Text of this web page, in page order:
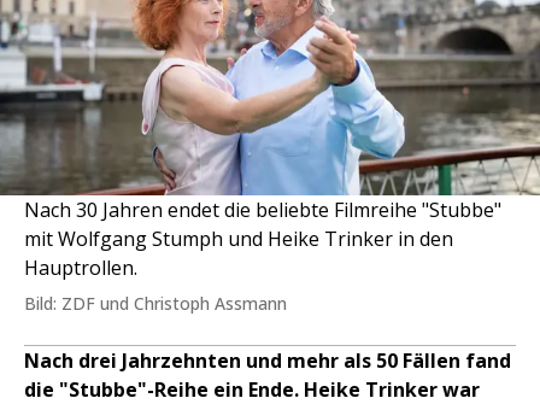
Nach 30 Jahren endet die beliebte Filmreihe "Stubbe"
mit Wolfgang Stumph und Heike Trinker in den
Hauptrollen.
Bild: ZDF und Christoph Assmann
Nach drei Jahrzehnten und mehr als 50 Fällen fand
die "Stubbe"-Reihe ein Ende. Heike Trinker war